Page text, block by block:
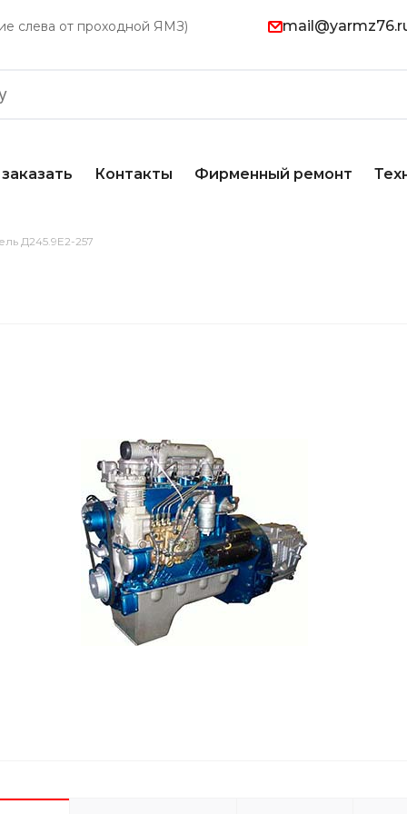
слева от проходной ЯМЗ)
Контакты Фирменный ремонт
Д245.9Е2-257